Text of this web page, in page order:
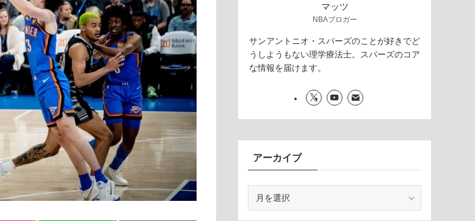
マッツ
NBAブロガー
サンアントニオ・スパーズのことが好きでど
うしようもない理学療法士。スパーズのコア
な情報を届けます。
アーカイブ